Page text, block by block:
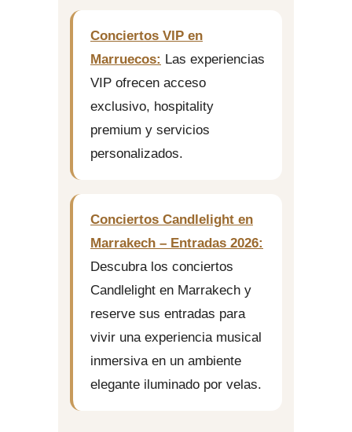
Conciertos VIP en
Marruecos: Las experiencias
VIP ofrecen acceso
exclusivo, hospitality
premium y servicios
personalizados.
Conciertos Candlelight en
Marrakech – Entradas 2026:
Descubra los conciertos
Candlelight en Marrakech y
reserve sus entradas para
vivir una experiencia musical
inmersiva en un ambiente
elegante iluminado por velas.